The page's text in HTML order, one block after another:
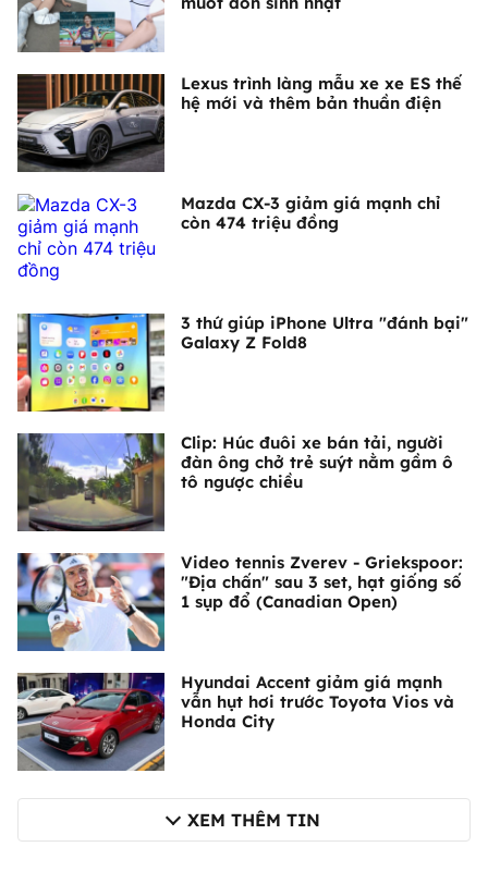
Lexus trình làng mẫu xe xe ES thế
hệ mới và thêm bản thuần điện
Mazda CX-3 giảm giá mạnh chỉ
còn 474 triệu đồng
3 thứ giúp iPhone Ultra "đánh bại"
Galaxy Z Fold8
Clip: Húc đuôi xe bán tải, người
đàn ông chở trẻ suýt nằm gầm ô
tô ngược chiều
Video tennis Zverev - Griekspoor:
"Địa chấn" sau 3 set, hạt giống số
1 sụp đổ (Canadian Open)
Hyundai Accent giảm giá mạnh
vẫn hụt hơi trước Toyota Vios và
Honda City
XEM THÊM TIN